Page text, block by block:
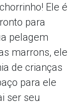
Ele é
para
pelagem
marrons, ele
de crianças
para ele
ser seu